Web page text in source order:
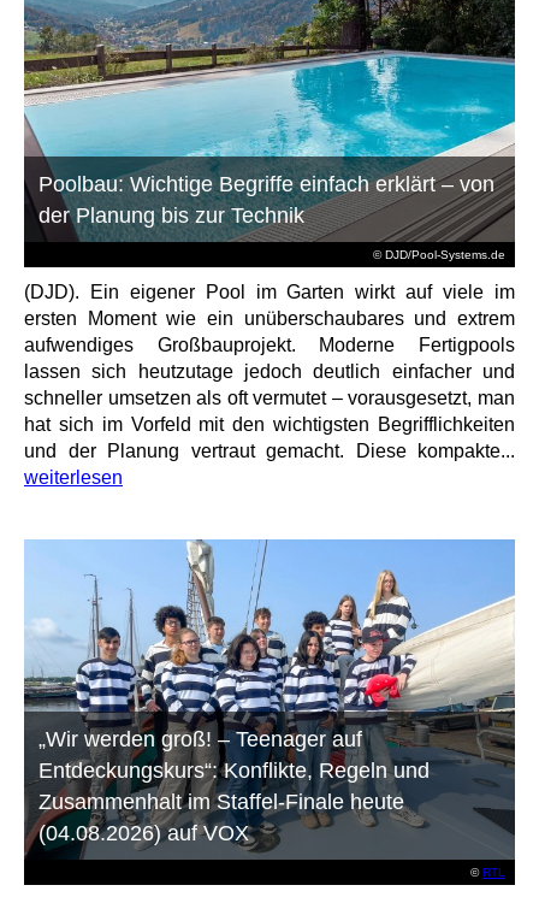
© DJD/Pool-Systems.de
Poolbau: Wichtige Begriffe einfach erklärt – von
der Planung bis zur Technik
(DJD). Ein eigener Pool im Garten wirkt auf viele im
ersten Moment wie ein unüberschaubares und extrem
aufwendiges Großbauprojekt. Moderne Fertigpools
lassen sich heutzutage jedoch deutlich einfacher und
schneller umsetzen als oft vermutet – vorausgesetzt, man
hat sich im Vorfeld mit den wichtigsten Begrifflichkeiten
und der Planung vertraut gemacht. Diese kompakte...
weiterlesen
©RTL
„Wir werden groß! – Teenager auf
Entdeckungskurs“: Konflikte, Regeln und
Zusammenhalt im Staffel-Finale heute
(04.08.2026) auf VOX